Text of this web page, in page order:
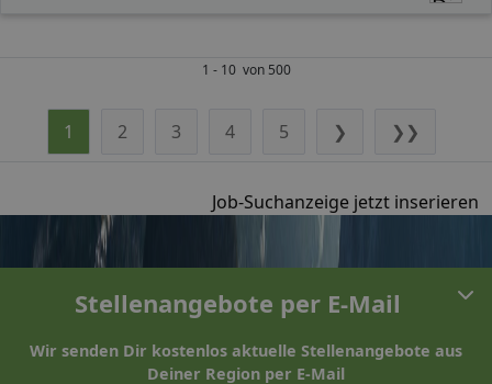
1 - 10 von 500
1 2 3 4 5 ❯ ❯❯
Job-Suchanzeige jetzt inserieren
Stellenangebote per E-Mail
Wir senden Dir kostenlos aktuelle Stellenangebote aus
Deiner Region per E-Mail